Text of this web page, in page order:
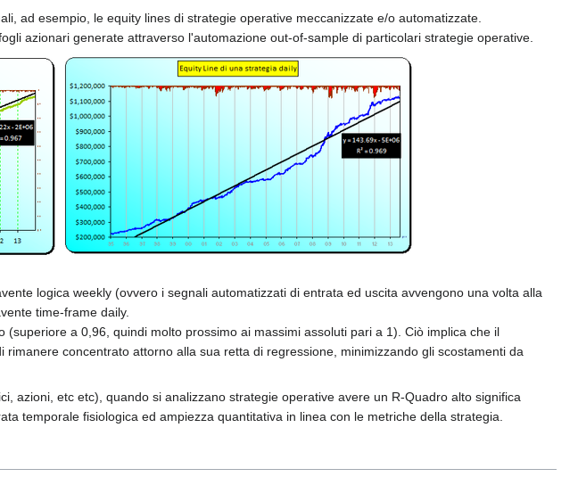
ad esempio, le equity lines di strategie operative meccanizzate e/o automatizzate.
azionari generate attraverso l'automazione out-of-sample di particolari strategie operative.
logica weekly (ovvero i segnali automatizzati di entrata ed uscita avvengono una volta alla
time-frame daily.
a 0,96, quindi molto prossimo ai massimi assoluti pari a 1). Ciò implica che il
concentrato attorno alla sua retta di regressione, minimizzando gli scostamenti da
azioni, etc etc), quando si analizzano strategie operative avere un R-Quadro alto significa
temporale fisiologica ed ampiezza quantitativa in linea con le metriche della strategia.